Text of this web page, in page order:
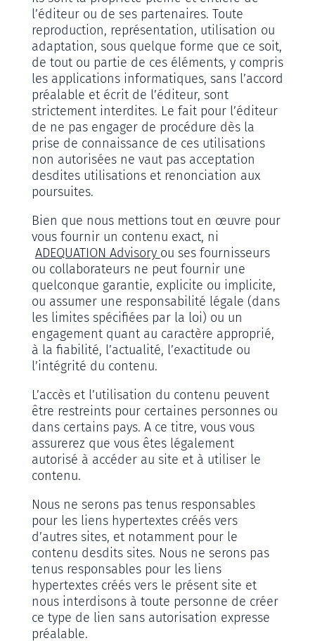
l’éditeur ou de ses partenaires. Toute
reproduction, représentation, utilisation ou
adaptation, sous quelque forme que ce soit,
de tout ou partie de ces éléments, y compris
les applications informatiques, sans l’accord
préalable et écrit de l’éditeur, sont
strictement interdites. Le fait pour l’éditeur
de ne pas engager de procédure dès la
prise de connaissance de ces utilisations
non autorisées ne vaut pas acceptation
desdites utilisations et renonciation aux
poursuites.
Bien que nous mettions tout en œuvre pour
vous fournir un contenu exact, ni
ADEQUATION Advisory ou ses fournisseurs
ou collaborateurs ne peut fournir une
quelconque garantie, explicite ou implicite,
ou assumer une responsabilité légale (dans
les limites spécifiées par la loi) ou un
engagement quant au caractère approprié,
à la fiabilité, l’actualité, l’exactitude ou
l’intégrité du contenu.
L’accès et l’utilisation du contenu peuvent
être restreints pour certaines personnes ou
dans certains pays. A ce titre, vous vous
assurerez que vous êtes légalement
autorisé à accéder au site et à utiliser le
contenu.
Nous ne serons pas tenus responsables
pour les liens hypertextes créés vers
d’autres sites, et notamment pour le
contenu desdits sites. Nous ne serons pas
tenus responsables pour les liens
hypertextes créés vers le présent site et
nous interdisons à toute personne de créer
ce type de lien sans autorisation expresse
préalable.